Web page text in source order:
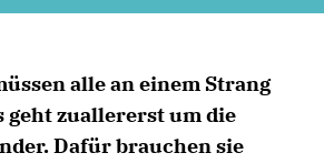
alle an einem Strang
geht zuallererst um die
Dafür brauchen sie